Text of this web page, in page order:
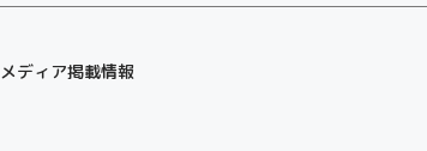
メディア掲載情報